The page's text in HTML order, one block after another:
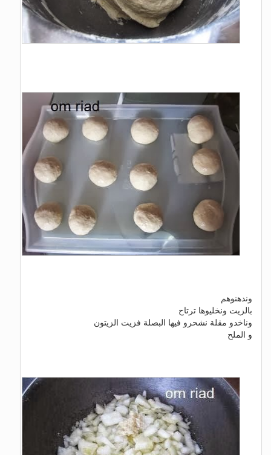
وندهنوهم
بالزيت ونخليوها ترتاح
وناخدو مقلة نشحرو فيها البصلة فزيت الزيتون
و الملح